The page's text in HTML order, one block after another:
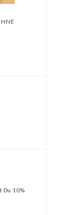
Du 10%